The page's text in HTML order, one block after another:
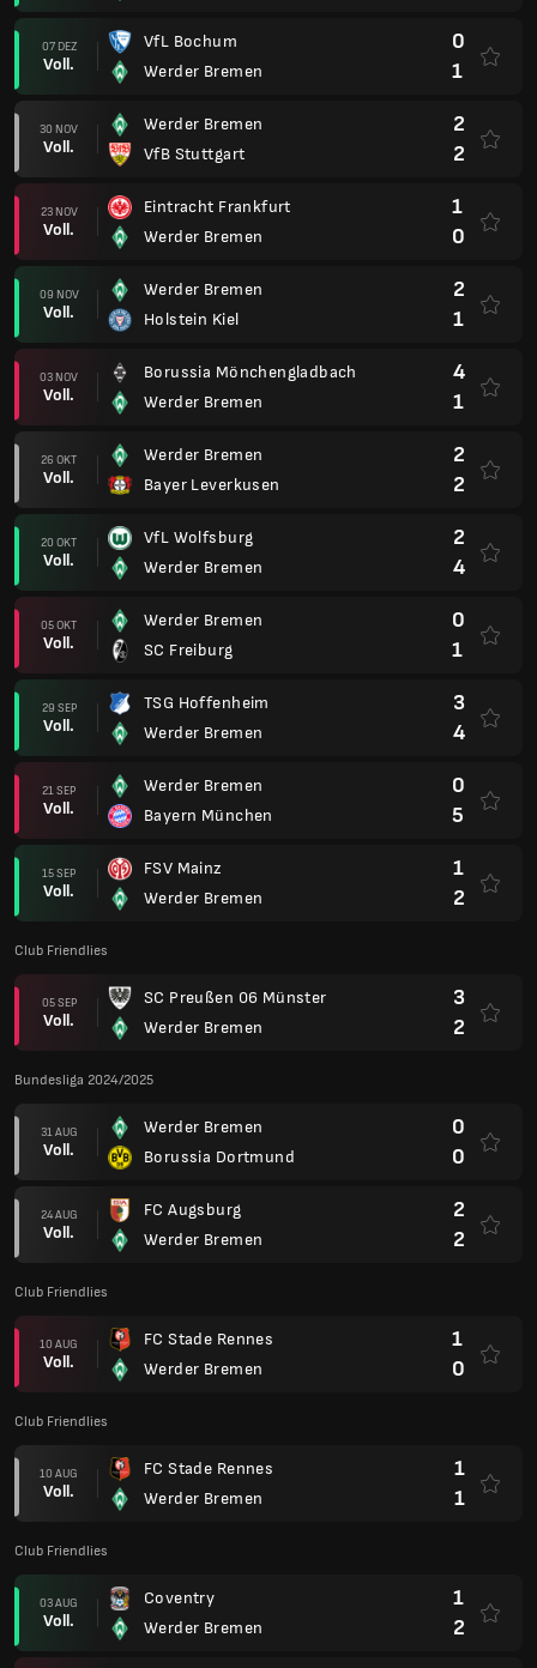
07 DEZ
Voll.
VfL Bochum
Werder Bremen
0
1
30 NOV
Voll.
Werder Bremen
VfB Stuttgart
2
2
23 NOV
Voll.
Eintracht Frankfurt
Werder Bremen
1
0
09 NOV
Voll.
Werder Bremen
Holstein Kiel
2
1
03 NOV
Voll.
Borussia Mönchengladbach
Werder Bremen
4
1
26 OKT
Voll.
Werder Bremen
Bayer Leverkusen
2
2
20 OKT
Voll.
VfL Wolfsburg
Werder Bremen
2
4
05 OKT
Voll.
Werder Bremen
SC Freiburg
0
1
29 SEP
Voll.
TSG Hoffenheim
Werder Bremen
3
4
21 SEP
Voll.
Werder Bremen
Bayern München
0
5
15 SEP
Voll.
FSV Mainz
Werder Bremen
1
2
Club Friendlies
05 SEP
Voll.
SC Preußen 06 Münster
Werder Bremen
3
2
Bundesliga 2024/2025
31 AUG
Voll.
Werder Bremen
Borussia Dortmund
0
0
24 AUG
Voll.
FC Augsburg
Werder Bremen
2
2
Club Friendlies
10 AUG
Voll.
FC Stade Rennes
Werder Bremen
1
0
Club Friendlies
10 AUG
Voll.
FC Stade Rennes
Werder Bremen
1
1
Club Friendlies
03 AUG
Voll.
Coventry
Werder Bremen
1
2